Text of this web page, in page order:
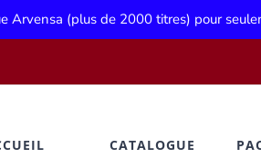
Arvensa (plus de 2000 titres) pour
CATALOGUE